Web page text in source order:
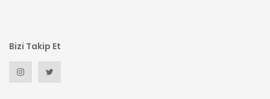
Bizi Takip Et